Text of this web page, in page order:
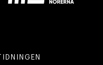
TIDNINGEN